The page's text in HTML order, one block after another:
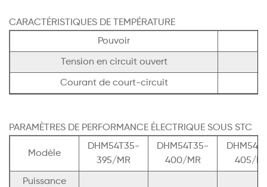
CARACTÉRISTIQUES DE TEMPÉRATURE
Pouvoir
Tension en circuit ouvert
Courant de court-circuit
PARAMÈTRES DE PERFORMANCE ÉLECTRIQUE SOUS STC
Modèle
DHM54T35-
395/MR
DHM54T35-
400/MR
405/
Puissance